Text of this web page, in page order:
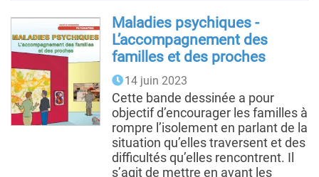
Maladies psychiques -
L’accompagnement des
familles et des proches
14 juin 2023
Cette bande dessinée a pour
objectif d’encourager les familles à
rompre l’isolement en parlant de la
situation qu’elles traversent et des
difficultés qu’elles rencontrent. Il
s’agit de mettre en avant les